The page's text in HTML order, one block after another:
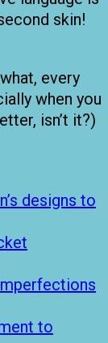
skin!
every
when you
isn’t it?)
designs to
to